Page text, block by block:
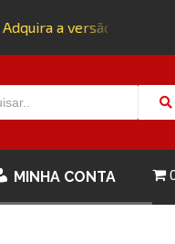
Adquira a versão impressa
MINHA CONTA